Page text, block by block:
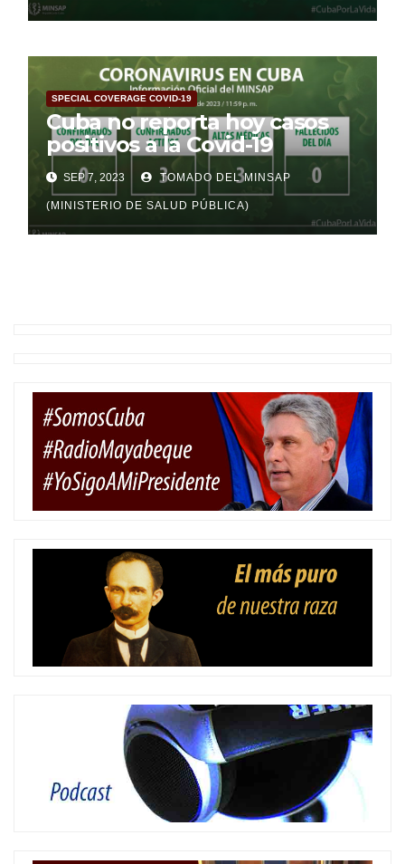
SPECIAL COVERAGE COVID-19
Cuba no reporta hoy casos
positivos a la Covid-19
SEP 7, 2023 TOMADO DEL MINSAP
(MINISTERIO DE SALUD PÚBLICA)